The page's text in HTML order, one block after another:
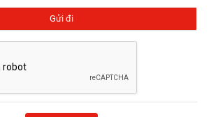
Thoại, Laptop 24h , chúng tôi cung
vỏ iPhone Air với quy trình tiêu chuẩn,
trong lĩnh vực sửa chữa thiết bị công
độ chắc chắn khung sườn và đảm